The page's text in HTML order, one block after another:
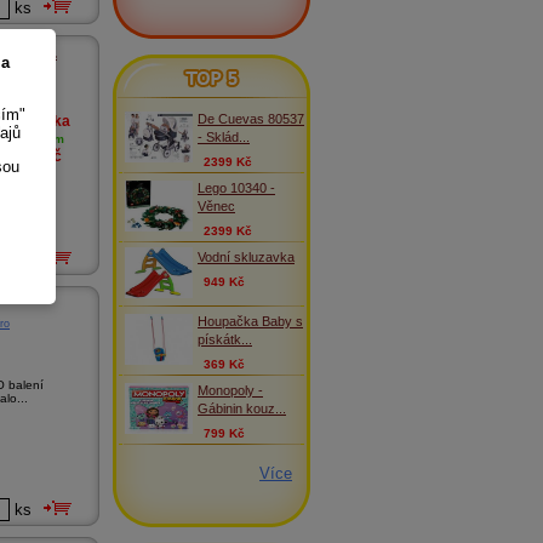
ks
...
Novinka
skladem
Kč
balení
ks
TOP 5
De Cuevas 80537
- Sklád...
2399 Kč
Lego 10340 -
Věnec
2399 Kč
Vodní skluzavka
949 Kč
Houpačka Baby s
pískátk...
369 Kč
Monopoly -
Gábinin kouz...
799 Kč
Více